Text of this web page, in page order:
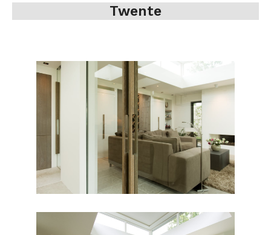
Twente